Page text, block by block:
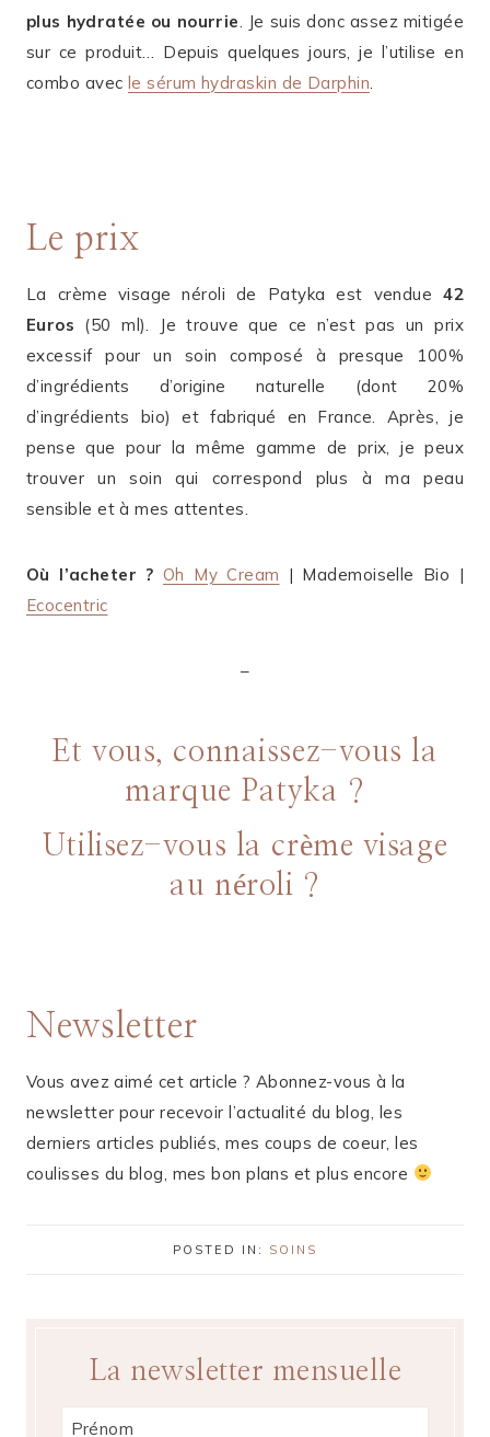
plus hydratée ou nourrie. Je suis donc assez mitigée
sur ce produit… Depuis quelques jours, je l’utilise en
combo avec le sérum hydraskin de Darphin.
Le prix
La crème visage néroli de Patyka est vendue42
Euros (50 ml). Je trouve que ce n’est pas un prix
excessif pour un soin composé à presque 100%
d’ingrédients d’origine naturelle (dont 20%
d’ingrédients bio) et fabriqué en France. Après, je
pense que pour la même gamme de prix, je peux
trouver un soin qui correspond plus à ma peau
sensible et à mes attentes.
Où l’acheter ? Oh My Cream | Mademoiselle Bio |
Ecocentric
–
Et vous, connaissez-vous la
marque Patyka ?
Utilisez-vous la crème visage
au néroli ?
Newsletter
Vous avez aimé cet article ? Abonnez-vous à la
newsletter pour recevoir l’actualité du blog, les
derniers articles publiés, mes coups de coeur, les
coulisses du blog, mes bon plans et plus encore
POSTED IN: SOINS
La newsletter mensuelle